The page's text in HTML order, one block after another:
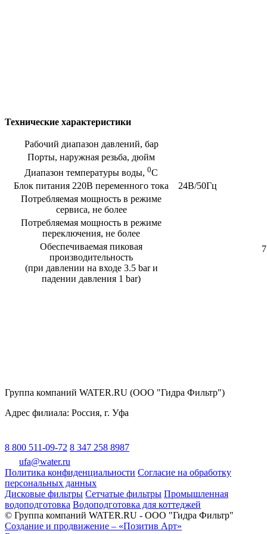
Технические характеристики
Рабочий диапазон давлений, бар
Порты, наружная резьба, дюйм
Диапазон температуры воды, 0С
Блок питания 220В переменного тока
24В/50Гц
Потребляемая мощность в режиме
сервиса, не более
Потребляемая мощность в режиме
переключения, не более
Обеспечиваемая пиковая
производительность
(при давлении на входе 3.5 bar и
падении давления 1 bar)
Группа компаний WATER.RU (ООО "Гидра Фильтр")
Адрес филиала: Россия, г. Уфа
8 800 511-09-72 8 347 258 8987
ufa@water.ru
Политика конфиденциальности Согласие на обработку
персональных данных
Дисковые фильтры Сетчатые фильтры Промышленная
водоподготовка Водоподготовка для коттеджей
© Группа компаний WATER.RU - ООО "Гидра Фильтр"
Создание и продвижение – «Позитив Арт»